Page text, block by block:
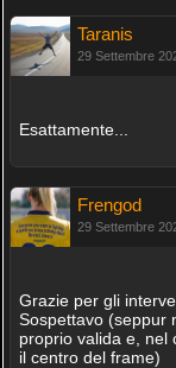
Taranis
29 Settembre
Esattamente...
Frengod
29 Settembre
Grazie per gli
Sospettavo (seppur
proprio valida e, nel
il centro del frame)